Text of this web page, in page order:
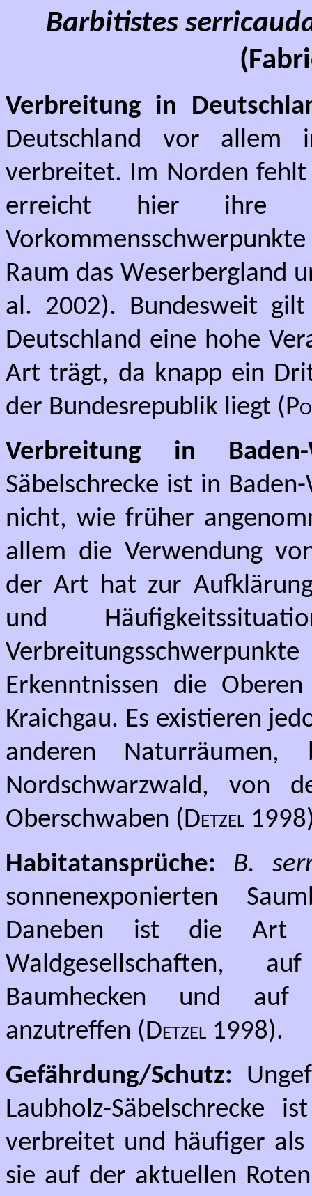
Barbitistes
Verbreitung in
Deutschland vor allem
verbreitet. Im Norden
erreicht hier ihre
Raum das Weserbergland
al. 2002). Bundesweit
Deutschland eine hohe
Art trägt, da knapp ein
der Bundesrepublik liegt (
Verbreitung in Baden-
Säbelschrecke ist in
nicht, wie früher
allem die Verwendung
der Art hat zur
und
Erkenntnissen die
Kraichgau. Es existieren
anderen Naturräumen,
Nordschwarzwald, von
Oberschwaben (Detzel
Habitatansprüche:
B.
sonnenexponierten
Daneben ist die Art
Waldgesellschaften,
Baumhecken und auf
anzutreffen (Detzel 1998).
Gefährdung/Schutz:
Laubholz-Säbelschrecke
verbreitet und häufiger
sie auf der aktuellen